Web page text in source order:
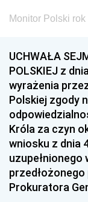
Monitor Polski
UCHWAŁA
POLSKIEJ z
wyrażenia
Polskiej zgody
Króla za czyn
wniosku z dnia
uzupełnionego
Prokuratora